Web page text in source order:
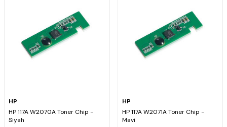
HP
HP 117A W2070A Toner Chip -
Siyah
HP
HP 117A W2071A Toner Chip -
Mavi